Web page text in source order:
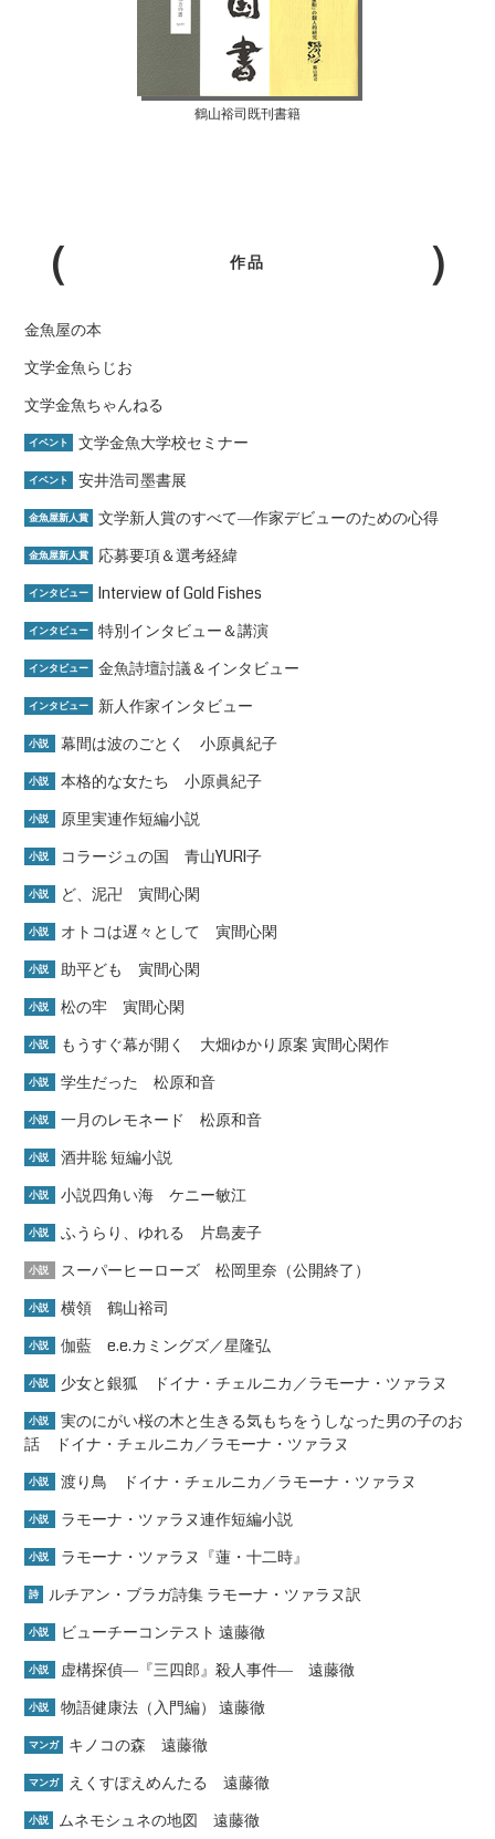
鶴山裕司既刊書籍
作品
金魚屋の本
文学金魚らじお
文学金魚ちゃんねる
イベント 文学金魚大学校セミナー
イベント 安井浩司墨書展
金魚屋新人賞 文学新人賞のすべて―作家デビューのための心得
金魚屋新人賞 応募要項＆選考経緯
インタビュー Interview of Gold Fishes
インタビュー 特別インタビュー＆講演
インタビュー 金魚詩壇討議＆インタビュー
インタビュー 新人作家インタビュー
小説 幕間は波のごとく 小原眞紀子
小説 本格的な女たち 小原眞紀子
小説 原里実連作短編小説
小説 コラージュの国 青山YURI子
小説 ど、泥卍 寅間心閑
小説 オトコは遅々として 寅間心閑
小説 助平ども 寅間心閑
小説 松の牢 寅間心閑
小説 もうすぐ幕が開く 大畑ゆかり原案 寅間心閑作
小説 学生だった 松原和音
小説 一月のレモネード 松原和音
小説 酒井聡 短編小説
小説 小説四角い海 ケニー敏江
小説 ふうらり、ゆれる 片島麦子
小説 スーパーヒーローズ 松岡里奈（公開終了）
小説 横領 鶴山裕司
小説 伽藍 e.e.カミングズ／星隆弘
小説 少女と銀狐 ドイナ・チェルニカ／ラモーナ・ツァラヌ
小説
実のにがい桜の木と生きる気もちをうしなった男の子のお
話 ドイナ・チェルニカ／ラモーナ・ツァラヌ
小説 渡り鳥 ドイナ・チェルニカ／ラモーナ・ツァラヌ
小説 ラモーナ・ツァラヌ連作短編小説
小説 ラモーナ・ツァラヌ『蓮・十二時』
詩 ルチアン・ブラガ詩集 ラモーナ・ツァラヌ訳
小説 ビューチーコンテスト 遠藤徹
小説 虚構探偵―『三四郎』殺人事件― 遠藤徹
小説 物語健康法（入門編） 遠藤徹
マンガ キノコの森 遠藤徹
マンガ えくすぽえめんたる 遠藤徹
小説 ムネモシュネの地図 遠藤徹